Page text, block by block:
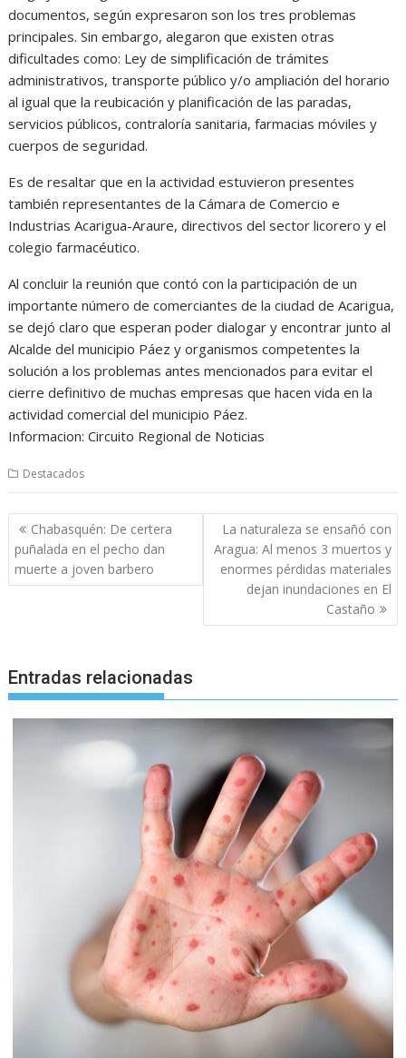
documentos, según expresaron son los tres problemas
principales. Sin embargo, alegaron que existen otras
dificultades como: Ley de simplificación de trámites
administrativos, transporte público y/o ampliación del horario
al igual que la reubicación y planificación de las paradas,
servicios públicos, contraloría sanitaria, farmacias móviles y
cuerpos de seguridad.
Es de resaltar que en la actividad estuvieron presentes
también representantes de la Cámara de Comercio e
Industrias Acarigua-Araure, directivos del sector licorero y el
colegio farmacéutico.
Al concluir la reunión que contó con la participación de un
importante número de comerciantes de la ciudad de Acarigua,
se dejó claro que esperan poder dialogar y encontrar junto al
Alcalde del municipio Páez y organismos competentes la
solución a los problemas antes mencionados para evitar el
cierre definitivo de muchas empresas que hacen vida en la
actividad comercial del municipio Páez.
Informacion: Circuito Regional de Noticias
Destacados
Navegación
de
entradas
Chabasquén: De certera
puñalada en el pecho dan
muerte a joven barbero
La naturaleza se ensañó con
Aragua: Al menos 3 muertos y
enormes pérdidas materiales
dejan inundaciones en El
Castaño
Entradas relacionadas